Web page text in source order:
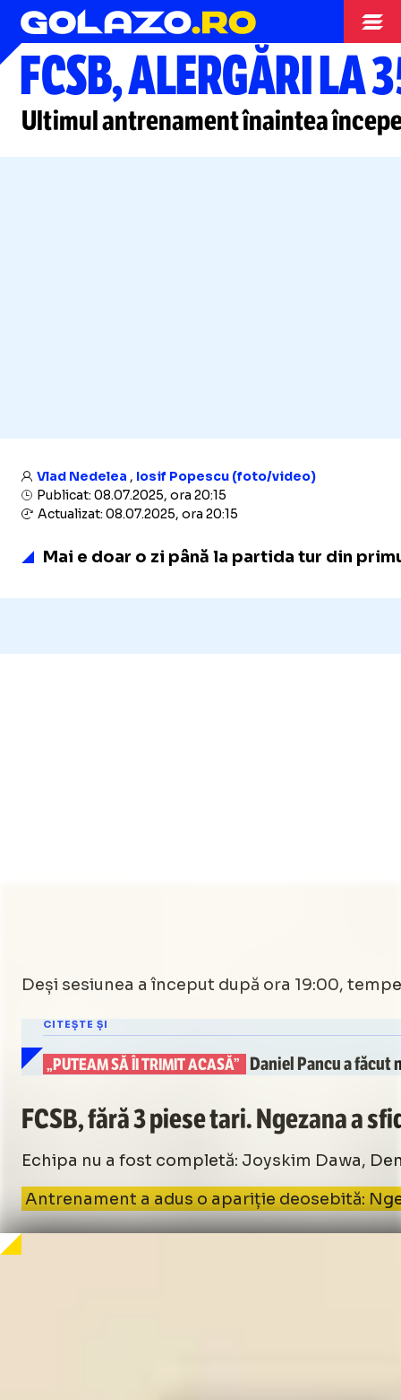
Liga Campionilor
FCSB, ALERGĂRI LA
Ultimul antrenament înaintea
Vlad Nedelea , Iosif Popescu (foto/video)
Publicat: 08.07.2025, ora 20:15
Actualizat: 08.07.2025, ora 20:15
Mai e doar o zi până la partida tur din
Deși sesiunea a început după ora 19:00,
CITEȘTE ȘI
„PUTEAM SĂ ÎI TRIMIT ACASĂ” Daniel Pancua făcut
FCSB, fără 3 piese tari. Ngezana a
Echipa nu a fost completă: Joyskim Dawa,
Antrenament a adus o apariție deosebită: